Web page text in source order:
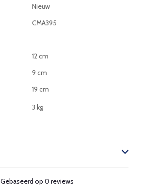
Nieuw
CMA395
12 cm
9 cm
19 cm
3 kg
Gebaseerd op 0 reviews